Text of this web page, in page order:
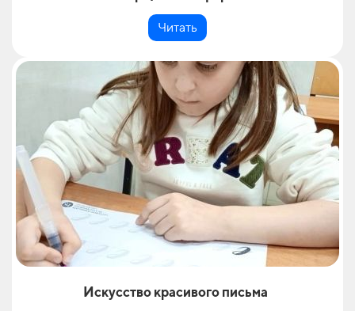
Читать
Искусство красивого письма